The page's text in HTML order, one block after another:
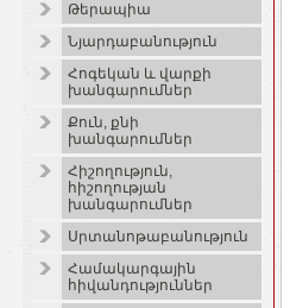
Թերապիա
Նյարդաբանություն
Հոգեկան և վարքի
խանգարումներ
Քուն, քնի
խանգարումներ
Հիշողություն,
հիշողության
խանգարումներ
Սրտանոթաբանություն
Համակարգային
հիվանդություններ